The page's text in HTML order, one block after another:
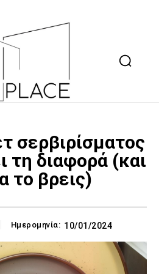
σερβιρίσματος
τη διαφορά (και
το βρεις)
Ημερομηνία: 10/01/2024